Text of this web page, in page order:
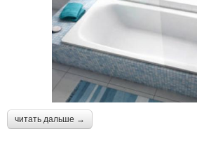
читать дальше →